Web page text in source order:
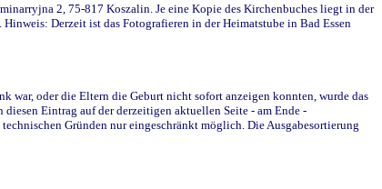
2, 75-817 Koszalin. Je eine Kopie des Kirchenbuches liegt in der
Derzeit ist das Fotografieren in der Heimatstube in Bad Essen
war, oder die Eltern die Geburt nicht sofort anzeigen konnten, wurde das
Eintrag auf der derzeitigen aktuellen Seite - am Ende -
Gründen nur eingeschränkt möglich. Die Ausgabesortierung